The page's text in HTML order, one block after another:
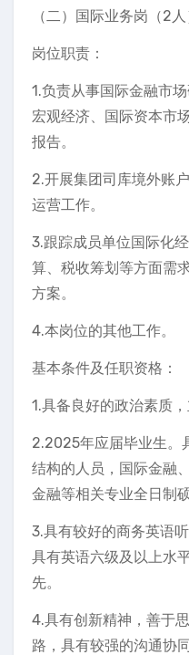
（二）国际业务岗（2人
岗位职责：
1.负责从事国际金融市
宏观经济、国际资本市
报告。
2.开展集团司库境外账
运营工作。
3.跟踪成员单位国际化
算、税收筹划等方面需
方案。
4.本岗位的其他工作。
基本条件及任职资格：
1.具备良好的政治素质
2.2025年应届毕业生。
结构的人员，国际金融
金融等相关专业全日制
3.具有较好的商务英语
具有英语六级及以上水
先。
4.具有创新精神，善于
路，具有较强的沟通协